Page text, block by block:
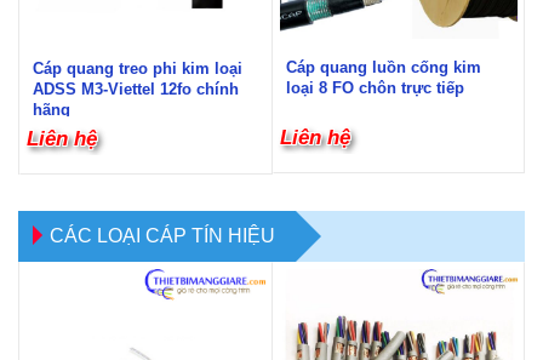
Cáp quang treo phi kim loại
ADSS M3-Viettel 12fo chính
hãng
Liên hệ
Cáp quang luồn cống kim
loại 8 FO chôn trực tiếp
Liên hệ
CÁC LOẠI CÁP TÍN HIỆU